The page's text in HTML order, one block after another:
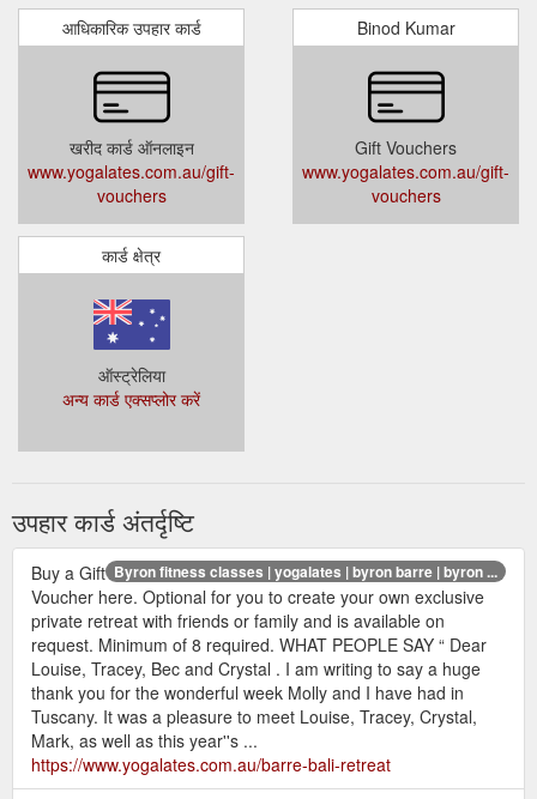
आधिकारिक उपहार कार्ड
खरीद कार्ड ऑनलाइन
www.yogalates.com.au/gift-
vouchers
Binod Kumar
Gift Vouchers
www.yogalates.com.au/gift-
vouchers
कार्ड क्षेत्र
ऑस्ट्रेलिया
अन्य कार्ड एक्सप्लोर करें
उपहार कार्ड अंतर्दृष्टि
Byron fitness classes | yogalates | byron barre | byron ...
Buy a Gift
Voucher here. Optional for you to create your own exclusive
private retreat with friends or family and is available on
request. Minimum of 8 required. WHAT PEOPLE SAY “ Dear
Louise, Tracey, Bec and Crystal . I am writing to say a huge
thank you for the wonderful week Molly and I have had in
Tuscany. It was a pleasure to meet Louise, Tracey, Crystal,
Mark, as well as this year''s ...
https://www.yogalates.com.au/barre-bali-retreat